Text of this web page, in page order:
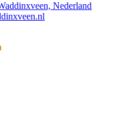
Nederland